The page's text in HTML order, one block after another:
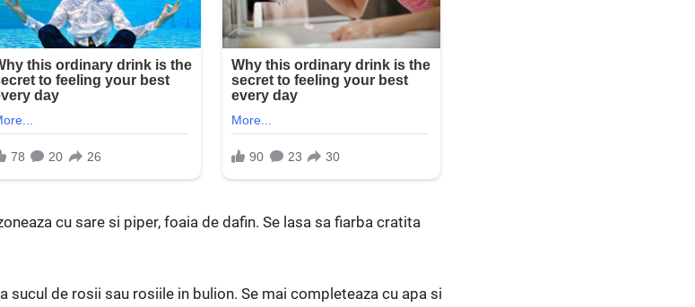
cu sare si piper, foaia de dafin. Se lasa sa fiarba cratita
sucul de rosii sau rosiile in bulion. Se mai completeaza cu apa si